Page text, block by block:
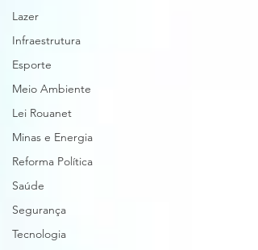
Lazer
Infraestrutura
Esporte
Meio Ambiente
Lei Rouanet
Minas e Energia
Reforma Política
Saúde
Segurança
Tecnologia